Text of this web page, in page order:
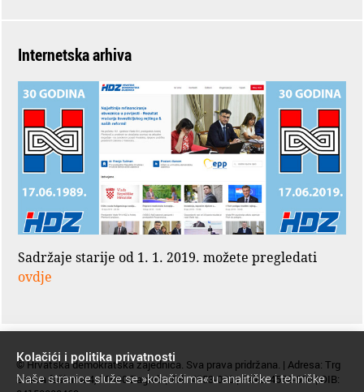
Internetska arhiva
Sadržaje starije od 1. 1. 2019. možete pregledati
ovdje
© Hrvatska demokratska zajednica. Sva prava pridržana. | Adresa: Trg
žrtava fašizma 4, 10000 Zagreb | Tel.: 4553-000 | Faks: 4552-600 | OIB:
Kolačići i politika privatnosti
Naše stranice služe se »kolačićima« u analitičke i tehničke